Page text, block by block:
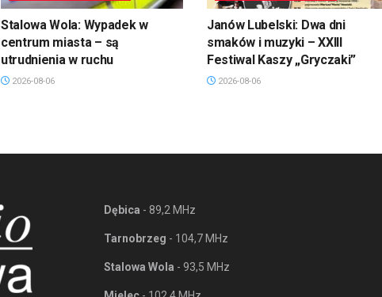
Stalowa Wola: Wypadek w
centrum miasta – są
utrudnienia w ruchu
2026-08-06
Janów Lubelski: Dwa dni
smaków i muzyki – XXIII
Festiwal Kaszy „Gryczaki”
2026-08-06
Dębica - 89,2 MHz
Tarnobrzeg - 104,7 MHz
Stalowa Wola - 93,5 MHz